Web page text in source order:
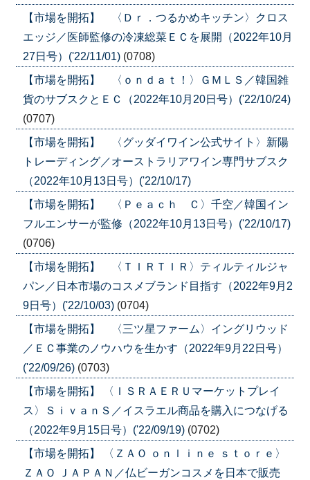
【市場を開拓】 〈Ｄｒ．つるかめキッチン〉クロス
エッジ／医師監修の冷凍総菜ＥＣを展開（2022年10月
27日号）('22/11/01) (0708)
【市場を開拓】 〈ｏｎｄａｔ！〉ＧＭＬＳ／韓国雑
貨のサブスクとＥＣ（2022年10月20日号）('22/10/24)
(0707)
【市場を開拓】 〈グッダイワイン公式サイト〉新陽
トレーディング／オーストラリアワイン専門サブスク
（2022年10月13日号）('22/10/17)
【市場を開拓】 〈Ｐｅａｃｈ Ｃ〉千空／韓国イン
フルエンサーが監修（2022年10月13日号）('22/10/17)
(0706)
【市場を開拓】 〈ＴＩＲＴＩＲ〉ティルティルジャ
パン／日本市場のコスメブランド目指す（2022年9月2
9日号）('22/10/03) (0704)
【市場を開拓】 〈三ツ星ファーム〉イングリウッド
／ＥＣ事業のノウハウを生かす（2022年9月22日号）
('22/09/26) (0703)
【市場を開拓】 〈ＩＳＲＡＥＲＵマーケットプレイ
ス〉ＳｉｖａｎＳ／イスラエル商品を購入につなげる
（2022年9月15日号）('22/09/19) (0702)
【市場を開拓】 〈ＺＡＯ ｏｎｌｉｎｅ ｓｔｏｒｅ〉
ＺＡＯ ＪＡＰＡＮ／仏ビーガンコスメを日本で販売